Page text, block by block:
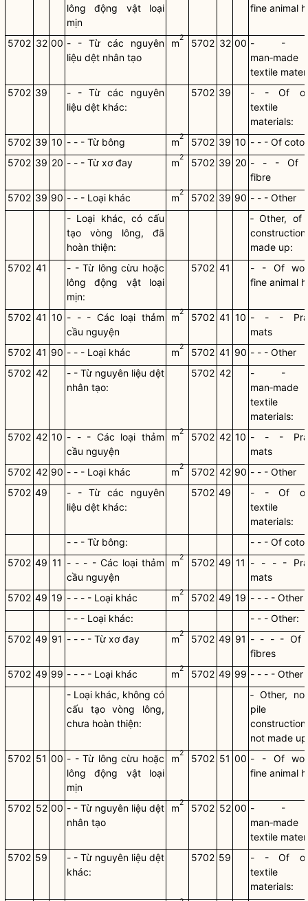
lông động vật loại
mịn
fine animal
5702 32 00 - - Từ các nguyên
liệu dệt nhân tạo
m2 5702 32 00 - -
man‑made
textile
5702 39
- - Từ các nguyên
liệu dệt khác:
5702 39
- - Of
textile
materials:
5702 39 10 - - - Từ bông m2 5702 39 10 - - - Of
5702 39 20 - - - Từ xơ đay m2 5702 39 20 - - - Of
fibre
5702 39 90 - - - Loại khác m2 5702 39 90 - - - Other
- Loại khác, có cấu
tạo vòng lông, đã
hoàn thiện:
‑ Other, of
construction,
made up:
5702 41
- - Từ lông cừu hoặc
lông động vật loại
mịn:
5702 41
- - Of
fine animal
5702 41 10 - - - Các loại thảm
cầu nguyện
m2 5702 41 10 - - -
mats
5702 41 90 - - - Loại khác m2 5702 41 90 - - - Other
5702 42
- - Từ nguyên liệu dệt
nhân tạo:
5702 42
- -
man‑made
textile
materials:
5702 42 10 - - - Các loại thảm
cầu nguyện
m2 5702 42 10 - - -
mats
5702 42 90 - - - Loại khác m2 5702 42 90 - - - Other
5702 49
- - Từ các nguyên
liệu dệt khác:
5702 49
- - Of
textile
materials:
- - - Từ bông:
- - - Of
5702 49 11 - - - - Các loại thảm
cầu nguyện
m2 5702 49 11 - - - -
mats
5702 49 19 - - - - Loại khác m2 5702 49 19 - - - - Other
- - - Loại khác:
- - - Other:
5702 49 91 - - - - Từ xơ đay m2 5702 49 91 - - - - Of
fibres
5702 49 99 - - - - Loại khác m2 5702 49 99 - - - - Other
- Loại khác, không có
cấu tạo vòng lông,
chưa hoàn thiện:
‑ Other,
pile
construction,
not made
5702 51 00 - - Từ lông cừu hoặc
lông động vật loại
mịn
m2 5702 51 00 - - Of
fine animal
5702 52 00 - - Từ nguyên liệu dệt
nhân tạo
m2 5702 52 00 - -
man‑made
textile
5702 59
- - Từ nguyên liệu dệt
khác:
5702 59
- - Of
textile
materials: